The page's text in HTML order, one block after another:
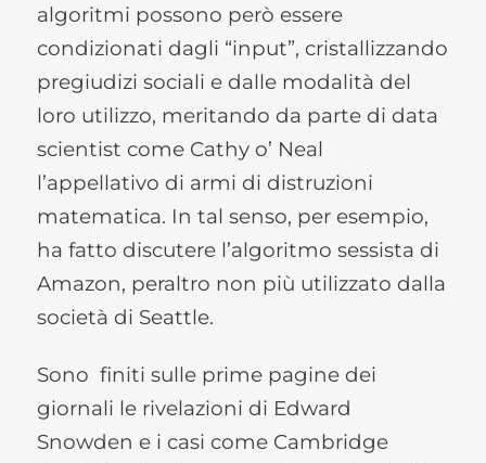
algoritmi possono però essere
condizionati dagli “input”, cristallizzando
pregiudizi sociali e dalle modalità del
loro utilizzo, meritando da parte di data
scientist come Cathy o’ Neal
l’appellativo di armi di distruzioni
matematica. In tal senso, per esempio,
ha fatto discutere l’algoritmo sessista di
Amazon, peraltro non più utilizzato dalla
società di Seattle.
Sono finiti sulle prime pagine dei
giornali le rivelazioni di Edward
Snowden e i casi come Cambridge